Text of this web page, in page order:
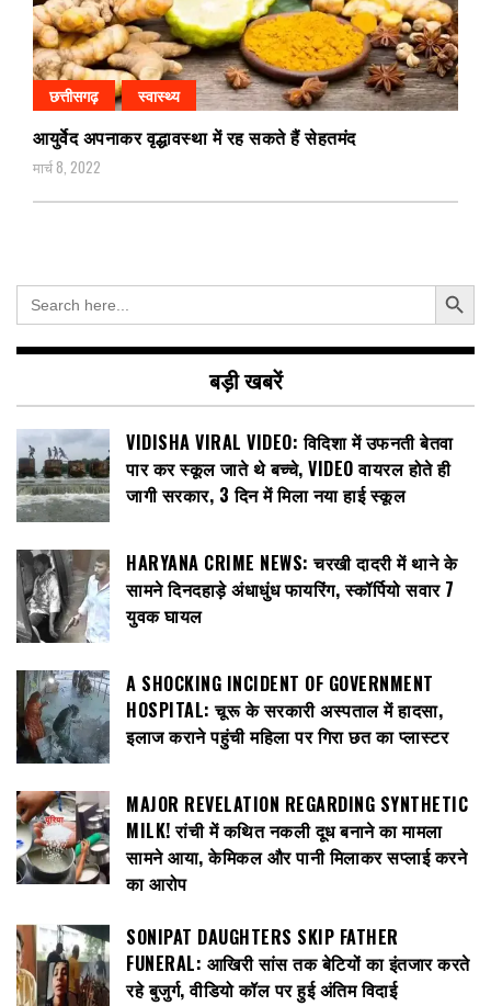
छत्तीसगढ़ स्वास्थ्य
आयुर्वेद अपनाकर वृद्धावस्था में रह सकते हैं सेहतमंद
मार्च 8, 2022
Search
for:
Search Button
बड़ी खबरें
VIDISHA VIRAL VIDEO: विदिशा में उफनती बेतवा
पार कर स्कूल जाते थे बच्चे, VIDEO वायरल होते ही
जागी सरकार, 3 दिन में मिला नया हाई स्कूल
HARYANA CRIME NEWS: चरखी दादरी में थाने के
सामने दिनदहाड़े अंधाधुंध फायरिंग, स्कॉर्पियो सवार 7
युवक घायल
A SHOCKING INCIDENT OF GOVERNMENT
HOSPITAL: चूरू के सरकारी अस्पताल में हादसा,
इलाज कराने पहुंची महिला पर गिरा छत का प्लास्टर
MAJOR REVELATION REGARDING SYNTHETIC
MILK! रांची में कथित नकली दूध बनाने का मामला
सामने आया, केमिकल और पानी मिलाकर सप्लाई करने
का आरोप
SONIPAT DAUGHTERS SKIP FATHER
FUNERAL: आखिरी सांस तक बेटियों का इंतजार करते
रहे बुजुर्ग, वीडियो कॉल पर हुई अंतिम विदाई